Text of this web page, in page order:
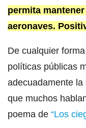
permita
aeronaves.
De cualquier
políticas públicas
adecuadamente
que muchos
poema de “Los